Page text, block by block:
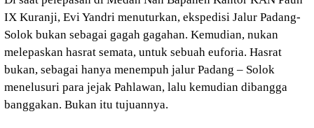
IX Kuranji, Evi Yandri menuturkan, ekspedisi Jalur Padang-
Solok bukan sebagai gagah gagahan. Kemudian, nukan
melepaskan hasrat semata, untuk sebuah euforia. Hasrat
bukan, sebagai hanya menempuh jalur Padang – Solok
menelusuri para jejak Pahlawan, lalu kemudian dibangga
banggakan. Bukan itu tujuannya.